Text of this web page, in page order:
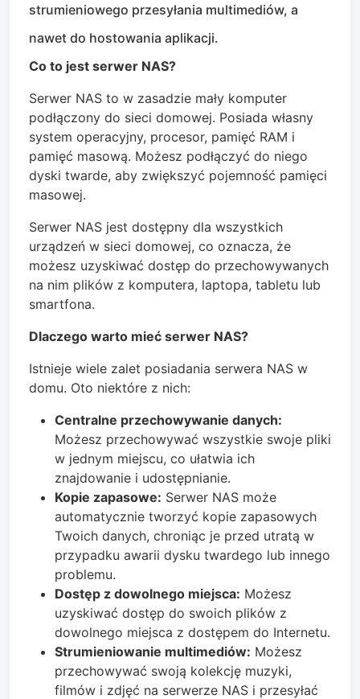
strumieniowego przesyłania multimediów, a
nawet do hostowania aplikacji.
Co to jest serwer NAS?
Serwer NAS to w zasadzie mały komputer
podłączony do sieci domowej. Posiada własny
system operacyjny, procesor, pamięć RAM i
pamięć masową. Możesz podłączyć do niego
dyski twarde, aby zwiększyć pojemność pamięci
masowej.
Serwer NAS jest dostępny dla wszystkich
urządzeń w sieci domowej, co oznacza, że ​​
możesz uzyskiwać dostęp do przechowywanych
na nim plików z komputera, laptopa, tabletu lub
smartfona.
Dlaczego warto mieć serwer NAS?
Istnieje wiele zalet posiadania serwera NAS w
domu. Oto niektóre z nich:
Centralne przechowywanie danych:
Możesz przechowywać wszystkie swoje pliki
w jednym miejscu, co ułatwia ich
znajdowanie i udostępnianie.
Kopie zapasowe: Serwer NAS może
automatycznie tworzyć kopie zapasowych
Twoich danych, chroniąc je przed utratą w
przypadku awarii dysku twardego lub innego
problemu.
Dostęp z dowolnego miejsca: Możesz
uzyskiwać dostęp do swoich plików z
dowolnego miejsca z dostępem do Internetu.
Strumieniowanie multimediów: Możesz
przechowywać swoją kolekcję muzyki,
filmów i zdjęć na serwerze NAS i przesyłać